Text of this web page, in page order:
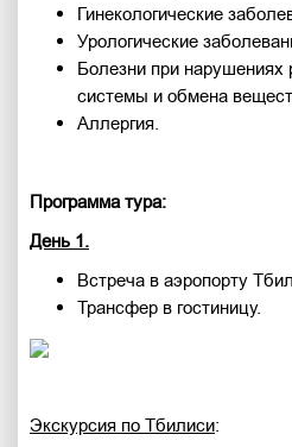
Гинекологические
Урологические
Болезни при нарушениях
системы и обмена
Аллергия.
Программа тура:
День 1.
Встреча в аэропорту
Трансфер в гостиницу.
Экскурсия по Тбилиси: